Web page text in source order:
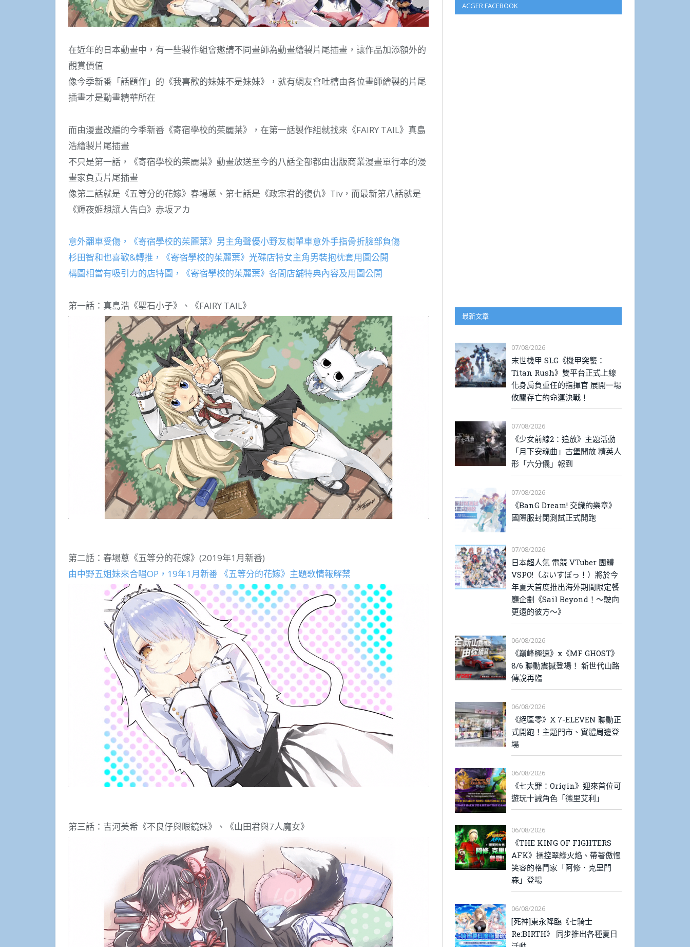
在近年的日本動畫中，有一些製作組會邀請不同畫師為動畫繪製片尾插畫，讓作品加添額外的
觀賞價值
像今季新番「話題作」的《我喜歡的妹妹不是妹妹》，就有網友會吐槽由各位畫師繪製的片尾
插畫才是動畫精華所在
而由漫畫改編的今季新番《寄宿學校的茱麗葉》，在第一話製作組就找來《FAIRY TAIL》真島
浩繪製片尾插畫
不只是第一話，《寄宿學校的茱麗葉》動畫放送至今的八話全部都由出版商業漫畫單行本的漫
畫家負責片尾插畫
像第二話就是《五等分的花嫁》春場蔥、第七話是《政宗君的復仇》Tiv，而最新第八話就是
《輝夜姬想讓人告白》赤坂アカ
意外翻車受傷，《寄宿學校的茱麗葉》男主角聲優小野友樹單車意外手指骨折臉部負傷
杉田智和也喜歡&轉推，《寄宿學校的茱麗葉》光碟店特女主角男裝抱枕套用圖公開
構圖相當有吸引力的店特圖，《寄宿學校的茱麗葉》各間店舖特典內容及用圖公開
第一話：真島浩《聖石小子》、《FAIRY TAIL》
第二話：春場蔥《五等分的花嫁》(2019年1月新番)
由中野五姐妹來合唱OP，19年1月新番 《五等分的花嫁》主題歌情報解禁
第三話：吉河美希《不良仔與眼鏡妹》、《山田君與7人魔女》
ACGER FACEBOOK
最新文章
07/08/2026
末世機甲 SLG《機甲突襲：
Titan Rush》雙平台正式上線
化身肩負重任的指揮官 展開一場
攸關存亡的命運決戰！
07/08/2026
《少女前線2：追放》主題活動
「月下安魂曲」古堡開放 精英人
形「六分儀」報到
07/08/2026
《BanG Dream! 交織的樂章》
國際服封閉測試正式開跑
07/08/2026
日本超人氣 電競 VTuber 團體
VSPO!（ぶいすぽっ！）將於今
年夏天首度推出海外期間限定餐
廳企劃《Sail Beyond！～駛向
更遠的彼方～》
06/08/2026
《巔峰極速》x《MF GHOST》
8/6 聯動震撼登場！ 新世代山路
傳說再臨
06/08/2026
《絕區零》X 7-ELEVEN 聯動正
式開跑！主題門市、實體周邊登
場
06/08/2026
《七大罪：Origin》迎來首位可
遊玩十誡角色「德里艾利」
06/08/2026
《THE KING OF FIGHTERS
AFK》操控翠綠火焰、帶著傲慢
笑容的格鬥家「阿修．克里門
森」登場
06/08/2026
[死神]東永降臨《七騎士
Re:BIRTH》 同步推出各種夏日